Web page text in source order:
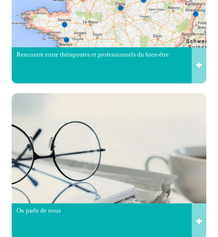
Rencontre entre thérapeutes et professionnels du bien-être
On parle de nous